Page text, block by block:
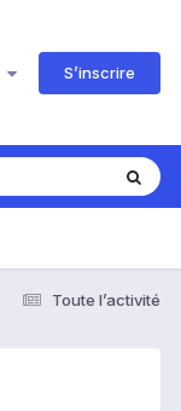
S’inscrire
Toute l’activité